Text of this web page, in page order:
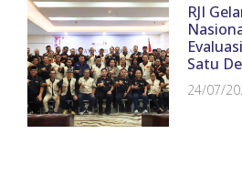
RJI
Satu
24/07/